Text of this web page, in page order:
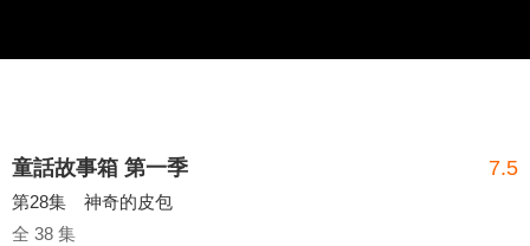
童話故事箱 第一季 7.5
第28集 神奇的皮包
全 38 集